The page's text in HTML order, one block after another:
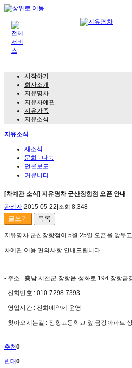
시작하기
회사소개
지유명차
지유차예관
지유가족
지유소식
지유소식
새소식
문화 · 나눔
언론보도
커뮤니티
[차예관 소식] 지유명차 군산장항점 오픈 안내
관리자|2015-05-22|조회 8,348
글쓰기 목록
지유명차 군산장항점이 5월 25일 오픈을 앞두
차예관 이용 편의사항 안내드립니다.
- 주소 : 충남 서천군 장항읍 성화로 194­ 장항금
- 전화번호 : 010-7298-7393
- 영업시간 : 전화예약제 운영
- 찾아오시는길 : 장항고등학교 앞 금강아파트
추천0
반대0